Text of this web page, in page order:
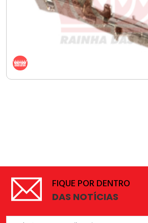
FIQUE POR DENTRO
DAS NOTÍCIAS